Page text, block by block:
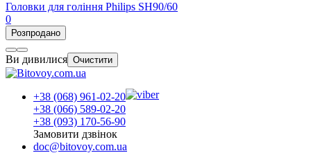
Головки для гоління Philips SH90/60
0
Розпродано
Ви дивилися Очистити
+38 (068) 961-02-20
+38 (066) 589-02-20
+38 (093) 170-56-90
Замовити дзвінок
doc@bitovoy.com.ua